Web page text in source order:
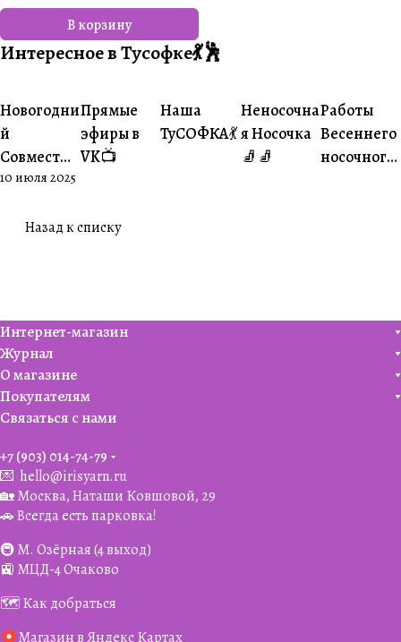
В корзину
Интересное в Тусофке💃🕺
#Совместники
Новогодни
й
Совместни
к🎄
10 июля 2025
#Житуха
Прямые
эфиры в
VK📺
#Совместники
Наша
ТуСОФКА💃
#Ваше
творчество
Неносочна
я Носочка
🧦🧦
#Ваше
Работы
Весеннего
носочного
Назад к списку
Интернет-магазин
Журнал
О магазине
Покупателям
Связаться с нами
+7 (903) 014-74-79‬
💌 hello@irisyarn.ru
🏡 Москва, Наташи Ковшовой, 29
🚗 Всегда есть парковка!
🚇 М. Озёрная (4 выход)
🚉 МЦД-4 Очаково
🗺️ Как добраться
Магазин в Яндекс Картах